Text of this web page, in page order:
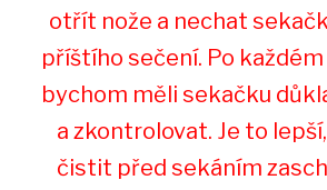
otřít nože a nechat
příštího sečení. Po
bychom měli sekačku
a zkontrolovat. Je to
čistit před sekáním